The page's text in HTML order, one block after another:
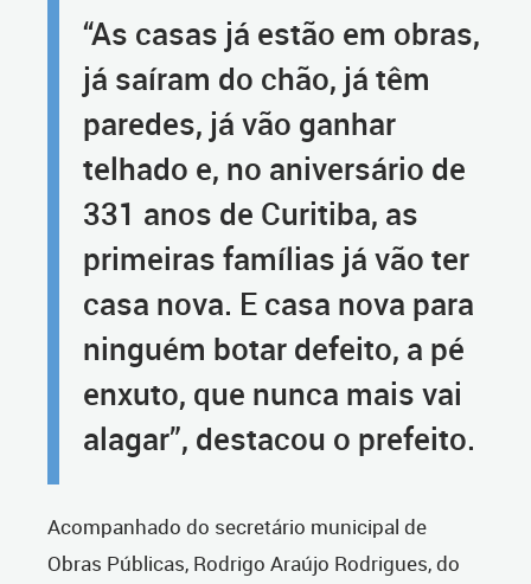
“As casas já estão em obras,
já saíram do chão, já têm
paredes, já vão ganhar
telhado e, no aniversário de
331 anos de Curitiba, as
primeiras famílias já vão ter
casa nova. E casa nova para
ninguém botar defeito, a pé
enxuto, que nunca mais vai
alagar”, destacou o prefeito.
Acompanhado do secretário municipal de
Obras Públicas, Rodrigo Araújo Rodrigues, do